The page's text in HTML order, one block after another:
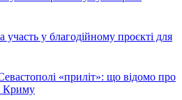
участь у благодійному проєкті для
«приліт»: що відомо про
Криму